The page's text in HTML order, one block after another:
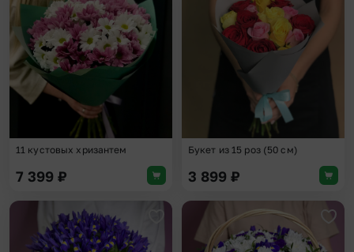
Добавить в избранное
11 кустовых хризантем
7 399 ₽
Букет из 15 роз (50 см)
3 899 ₽
Добавить в избранное